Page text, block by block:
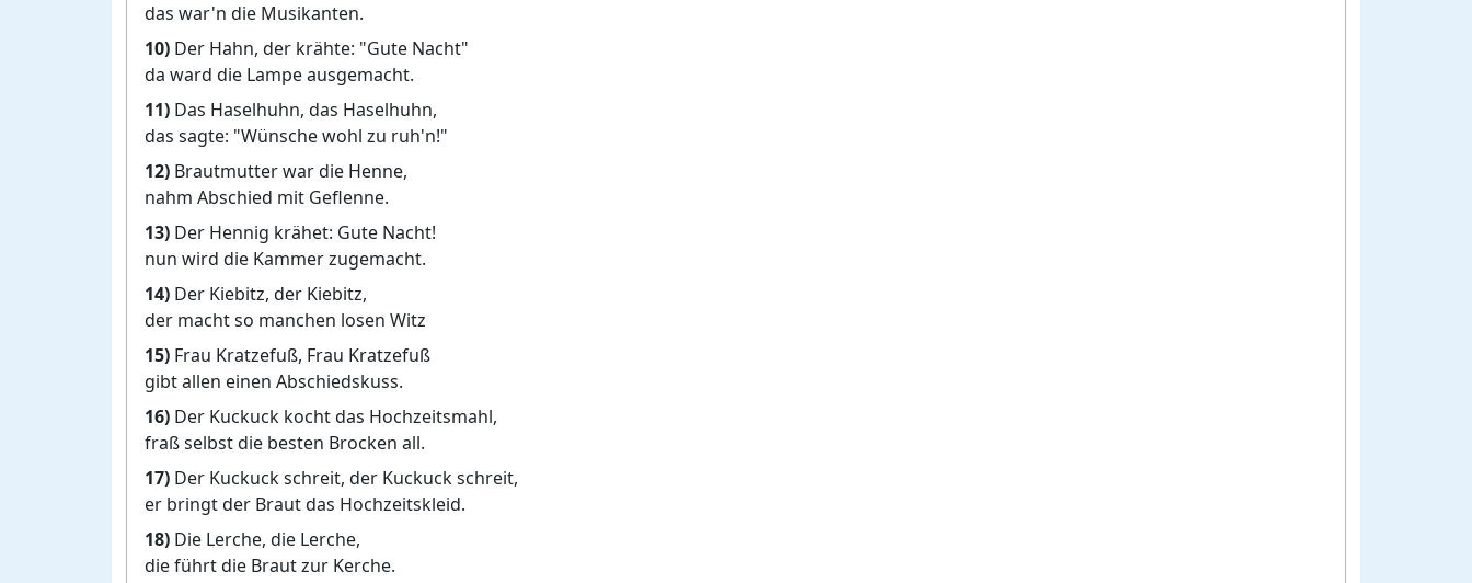
das war'n die Musikanten.
10) Der Hahn, der krähte: "Gute Nacht"
da ward die Lampe ausgemacht.
11) Das Haselhuhn, das Haselhuhn,
das sagte: "Wünsche wohl zu ruh'n!"
12) Brautmutter war die Henne,
nahm Abschied mit Geflenne.
13) Der Hennig krähet: Gute Nacht!
nun wird die Kammer zugemacht.
14) Der Kiebitz, der Kiebitz,
der macht so manchen losen Witz
15) Frau Kratzefuß, Frau Kratzefuß
gibt allen einen Abschiedskuss.
16) Der Kuckuck kocht das Hochzeitsmahl,
fraß selbst die besten Brocken all.
17) Der Kuckuck schreit, der Kuckuck schreit,
er bringt der Braut das Hochzeitskleid.
18) Die Lerche, die Lerche,
die führt die Braut zur Kerche.